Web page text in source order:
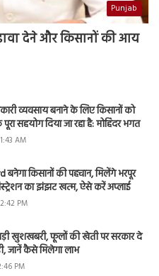
Punjab
देने और किसानों की आय
व्यवसाय बनाने के लिए किसानों को
सहयोग दिया जा रहा है: मोहिंदर भगत
AM
बनेगा किसानों की पहचान, मिलेंगे भरपूर
का झंझट खत्म, ऐसे करें अप्लाई
PM
खुशखबरी, फूलों की खेती पर सरकार दे
जानें कैसे मिलेगा लाभ
PM